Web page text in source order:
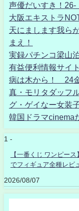
声優だいすき！
大阪エキストラ
天にまします我ら
まえ！
実録パチンコ梁山
有益便利情報サイ
病は木から！ 24
真・モリタダッフ
グ・ゲイなー女装
韓国ドラマcinema
1 -
【一番くじ ワンピー
でフィギュア全種レビ
2026/08/07